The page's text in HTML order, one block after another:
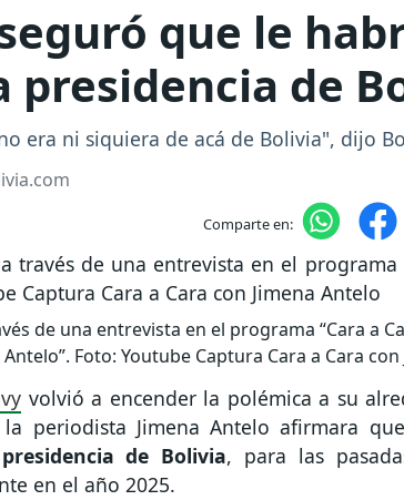
que le
presidencia de
era ni siquiera de acá de Bolivia", dijo
Comparte en:
de una entrevista en el programa “Cara a
Antelo”. Foto: Youtube Captura Cara a Cara
volvió a encender la polémica a su
periodista Jimena Antelo afirmara que
de Bolivia, para las
en el año 2025.